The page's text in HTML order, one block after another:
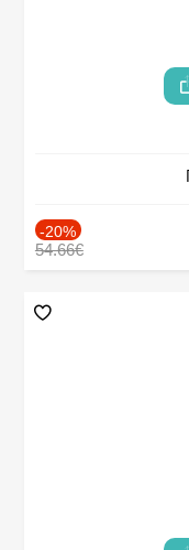
-20%
54.66€